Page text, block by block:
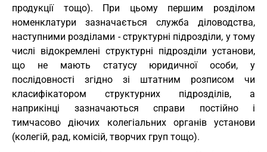
продукції тощо). При цьому першим розділом
номенклатури зазначається служба діловодства,
наступними розділами - структурні підрозділи, у тому
числі відокремлені структурні підрозділи установи,
що не мають статусу юридичної особи, у
послідовності згідно зі штатним розписом чи
класифікатором структурних підрозділів, а
наприкінці зазначаються справи постійно і
тимчасово діючих колегіальних органів установи
(колегій, рад, комісій, творчих груп тощо).